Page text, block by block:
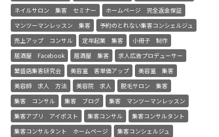
ネイルサロン 集客 セミナー
ホームページ 完全返金保証
マンツーマンレッスン 集客
予約のとれない集客コンシェルジュ
売上アップ コンサル
定年起業 集客
小冊子 制作
居酒屋 Facebook
居酒屋 集客
求人広告プロデューサー
繁盛店集客研究会
美容室 客単価アップ
美容室 集客
美容師 求人 方法
美容院 求人
脱毛サロン 集客
集客 コンサル
集客 ブログ
集客 マンツーマンレッスン
集客アプリ アイポスト
集客コンサル
集客コンサルタント
集客コンサルタント ホームページ
集客コンシェルジュ